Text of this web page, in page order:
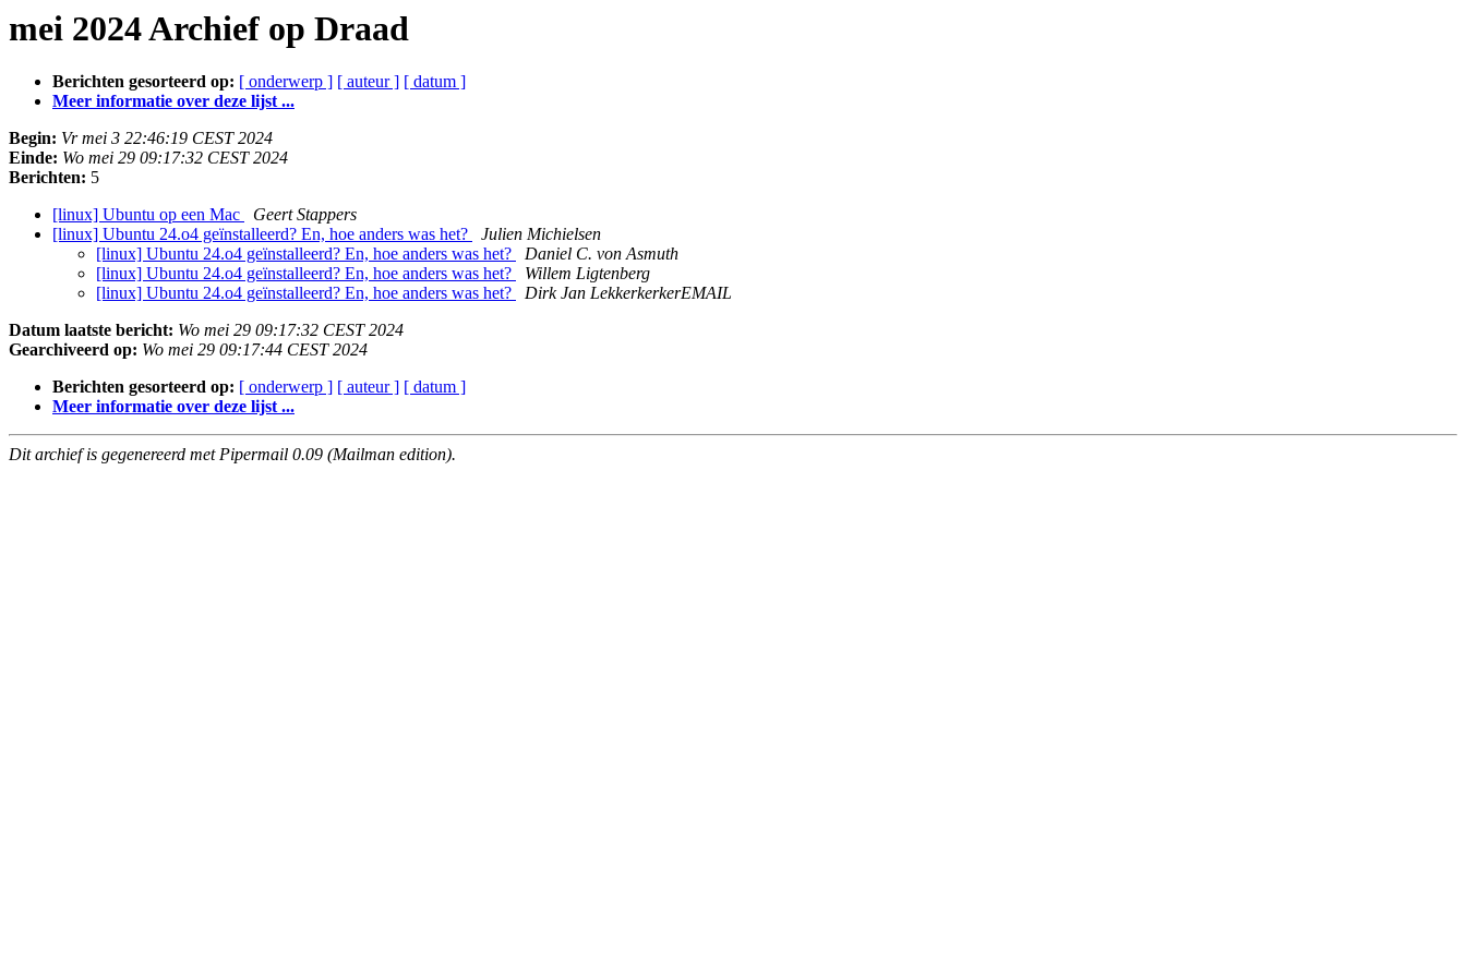
mei 2024 Archief op Draad
Berichten gesorteerd op: [ onderwerp ] [ auteur ] [ datum ]
Meer informatie over deze lijst ...
Begin: Vr mei 3 22:46:19 CEST 2024
Einde: Wo mei 29 09:17:32 CEST 2024
Berichten: 5
[linux] Ubuntu op een Mac
Geert Stappers
[linux] Ubuntu 24.o4 geïnstalleerd? En, hoe anders was het?
Julien Michielsen
[linux] Ubuntu 24.o4 geïnstalleerd? En, hoe anders was het?
Daniel C. von Asmuth
[linux] Ubuntu 24.o4 geïnstalleerd? En, hoe anders was het?
Willem Ligtenberg
[linux] Ubuntu 24.o4 geïnstalleerd? En, hoe anders was het?
Dirk Jan LekkerkerkerEMAIL
Datum laatste bericht: Wo mei 29 09:17:32 CEST 2024
Gearchiveerd op: Wo mei 29 09:17:44 CEST 2024
Berichten gesorteerd op: [ onderwerp ] [ auteur ] [ datum ]
Meer informatie over deze lijst ...
Dit archief is gegenereerd met Pipermail 0.09 (Mailman edition).